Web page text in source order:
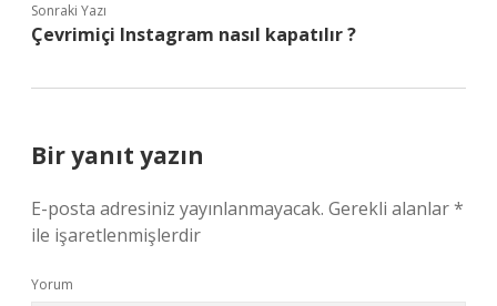
Sonraki Yazı
Çevrimiçi Instagram nasıl kapatılır ?
Bir yanıt yazın
E-posta adresiniz yayınlanmayacak. Gerekli alanlar*
ile işaretlenmişlerdir
Yorum